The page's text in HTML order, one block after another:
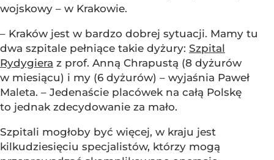
wojskowy – w Krakowie.
– Kraków jest w bardzo dobrej sytuacji. Mamy tu
dwa szpitale pełniące takie dyżury: Szpital
Rydygiera z prof. Anną Chrapustą (8 dyżurów
w miesiącu) i my (6 dyżurów) – wyjaśnia Paweł
Maleta. – Jedenaście placówek na całą Polskę
to jednak zdecydowanie za mało.
Szpitali mogłoby być więcej, w kraju jest
kilkudziesięciu specjalistów, którzy mogą